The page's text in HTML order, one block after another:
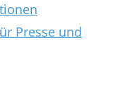
Presse und